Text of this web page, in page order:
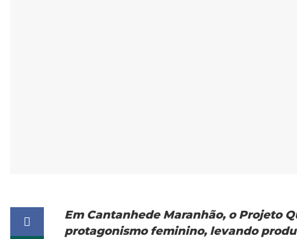
Em Cantanhede Maranhão, o Projeto
protagonismo feminino, levando